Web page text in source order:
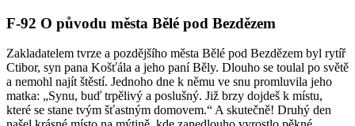
F-92 O původu města Bělé pod Bezdězem
Zakladatelem tvrze a pozdějšího města Bělé pod Bezdězem byl rytíř
Ctibor, syn pana Košťála a jeho paní Běly. Dlouho se toulal po světě
a nemohl najít štěstí. Jednoho dne k němu ve snu promluvila jeho
matka: „Synu, buď trpělivý a poslušný. Již brzy dojdeš k místu,
které se stane tvým šťastným domovem.“ A skutečně! Druhý den